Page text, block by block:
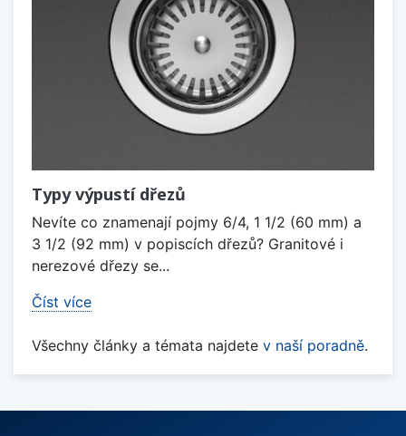
Typy výpustí dřezů
Nevíte co znamenají pojmy 6/4, 1 1/2 (60 mm) a
3 1/2 (92 mm) v popiscích dřezů? Granitové i
nerezové dřezy se...
Číst více
Všechny články a témata najdete v naší poradně.